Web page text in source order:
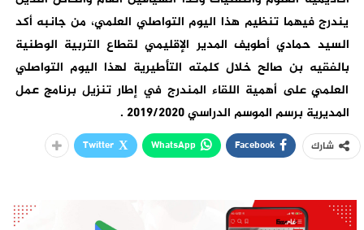
يندرج فيهما تنظيم هذا اليوم التواصلي العلمي، من جانبه أكد
السيد حمادي أطويف المدير الإقليمي لقطاع التربية الوطنية
بالفقيه بن صالح خلال كلمته التأطيرية لهذا اليوم التواصلي
العلمي على أهمية اللقاء المندرج في إطار تنزيل برنامج عمل
المديرية برسم الموسم الدراسي 2019/2020 .
شارك Facebook
WhatsApp
Twitter